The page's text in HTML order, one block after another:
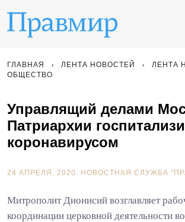
ГЛАВНАЯ ЛЕНТА НОВОСТЕЙ
ЛЕНТА
ОБЩЕСТВО
Управлящий делами
Патриархии
коронавирусом
24 АПРЕЛЯ, 2020. НОВОСТНАЯ СЛУЖБА
Митрополит Дионисий возглавляет
координации церковной деятельности